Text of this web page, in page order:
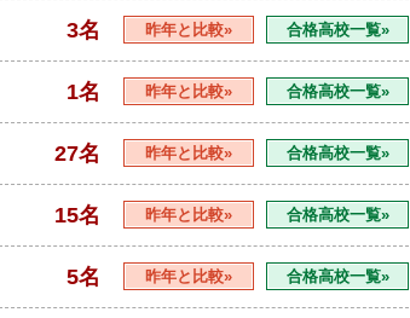
3名 昨年と比較» 合格高校一覧»
1名 昨年と比較» 合格高校一覧»
27名 昨年と比較» 合格高校一覧»
15名 昨年と比較» 合格高校一覧»
5名 昨年と比較» 合格高校一覧»